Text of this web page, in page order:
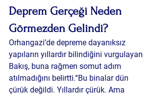
Deprem Gerçeği Neden
Görmezden Gelindi?
Orhangazi’de depreme dayanıksız
yapıların yıllardır bilindiğini vurgulayan
Bakış, buna rağmen somut adım
atılmadığını belirtti.“Bu binalar dün
çürük değildi. Yıllardır çürük. Ama